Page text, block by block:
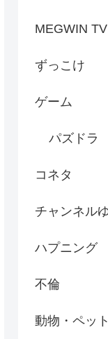
MEGWIN TV
ずっこけ
ゲーム
パズドラ
コネタ
チャンネル
ハプニング
不倫
動物・ペット